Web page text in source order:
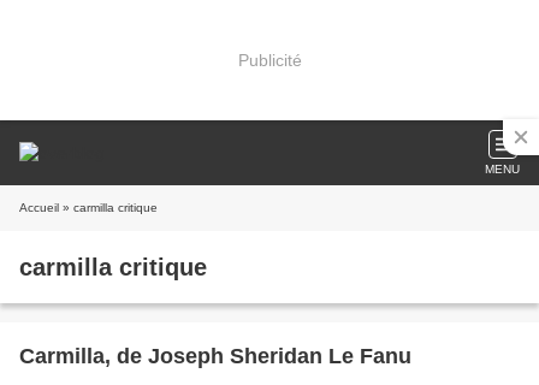
Publicité
MENU
Accueil » carmilla critique
carmilla critique
Carmilla, de Joseph Sheridan Le Fanu